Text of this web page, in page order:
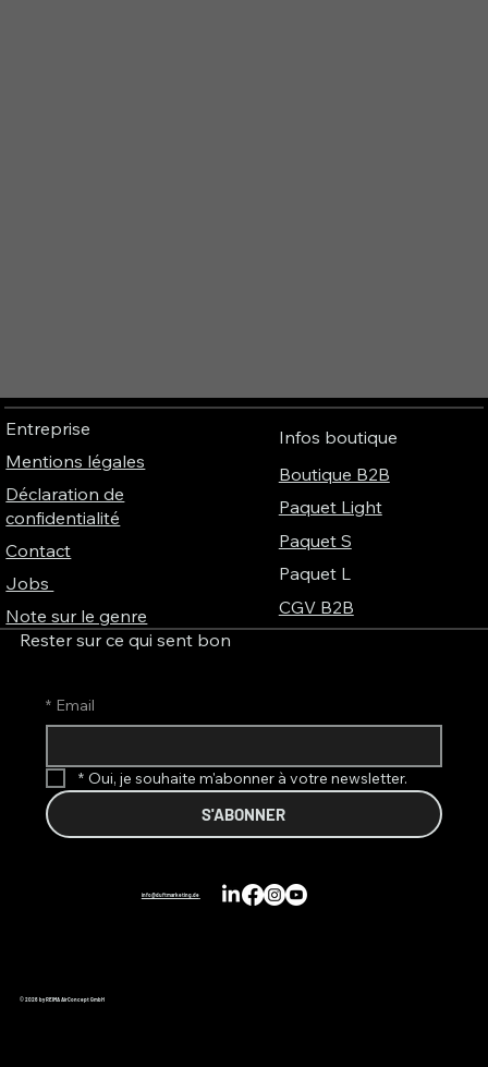
Entreprise
Mentions légales
Déclaration de
confidentialité
Contact
Jobs
Note sur le genre
Infos boutique
Boutique B2B
Paquet Light
Paquet S
Paquet L
CGV B2B
Rester sur ce qui sent bon
* Email
* Oui, je souhaite m'abonner à votre newsletter.
S'ABONNER
info@duftmarketing.de
© 2026 by REIMA AirConcept GmbH